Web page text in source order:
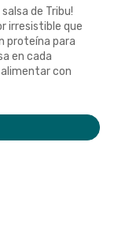
de Tribu!
irresistible que
proteína para
en cada
alimentar con